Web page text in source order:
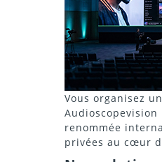
Vous organisez
renommée
privées au cœur